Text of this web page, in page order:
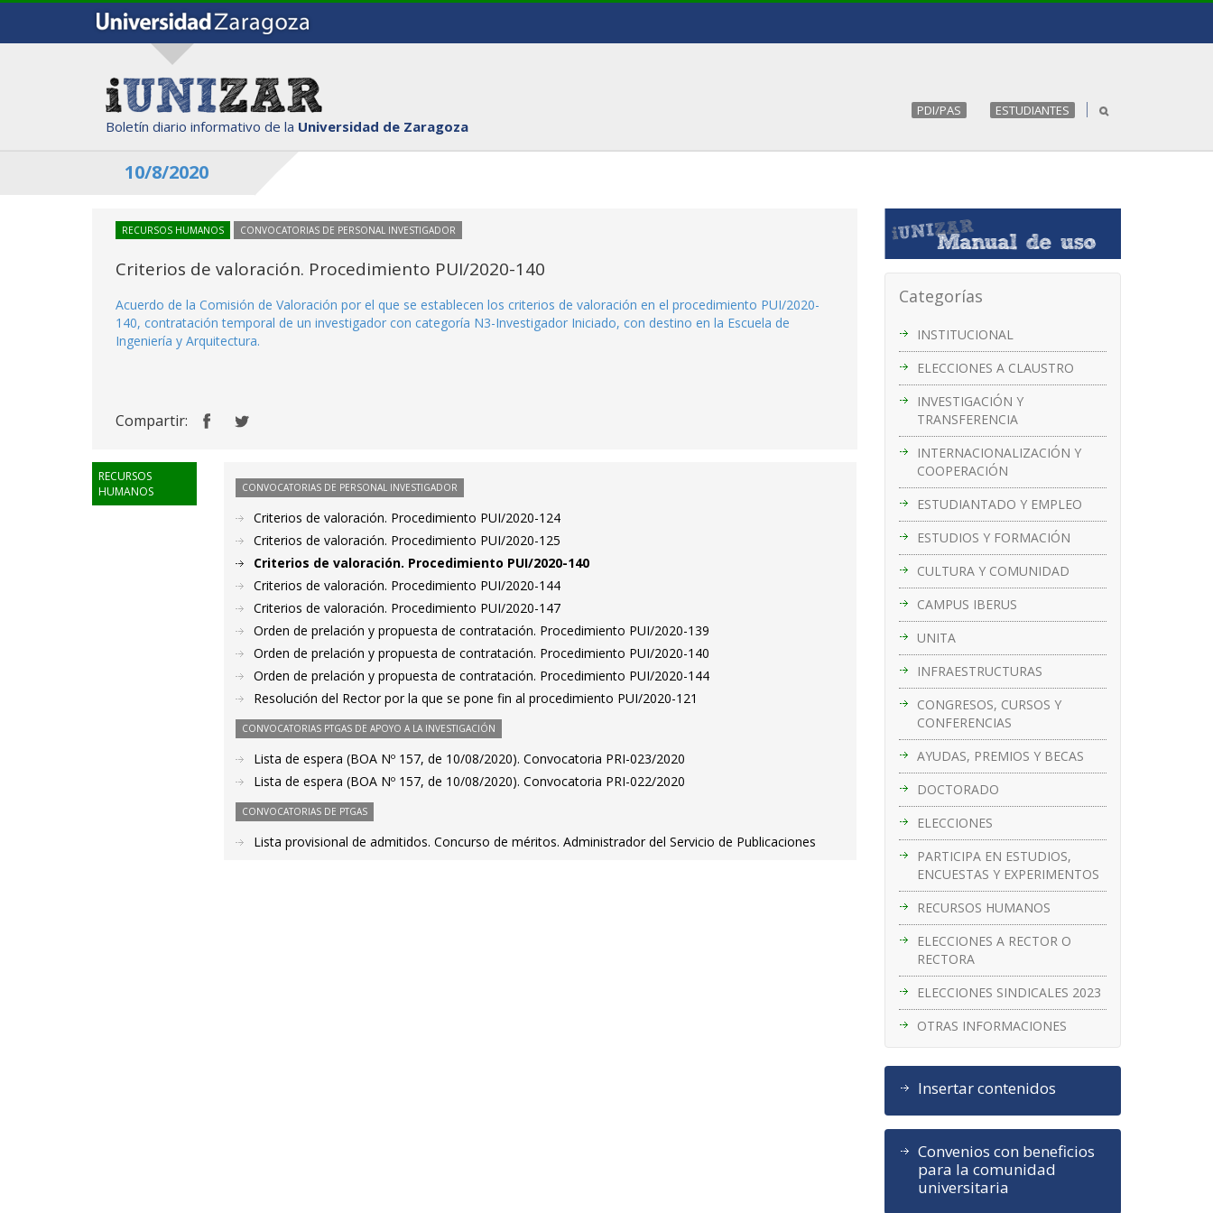
Boletín diario informativo de la Universidad de Zaragoza
PDI/PAS ESTUDIANTES
10/8/2020
Categorías
INSTITUCIONAL
ELECCIONES A CLAUSTRO
INVESTIGACIÓN Y
TRANSFERENCIA
INTERNACIONALIZACIÓN Y
COOPERACIÓN
ESTUDIANTADO Y EMPLEO
ESTUDIOS Y FORMACIÓN
CULTURA Y COMUNIDAD
CAMPUS IBERUS
UNITA
INFRAESTRUCTURAS
CONGRESOS, CURSOS Y
CONFERENCIAS
AYUDAS, PREMIOS Y BECAS
DOCTORADO
ELECCIONES
PARTICIPA EN ESTUDIOS,
ENCUESTAS Y EXPERIMENTOS
RECURSOS HUMANOS
ELECCIONES A RECTOR O
RECTORA
ELECCIONES SINDICALES 2023
OTRAS INFORMACIONES
Insertar contenidos
Convenios con beneficios
para la comunidad
universitaria
RECURSOS HUMANOS CONVOCATORIAS DE PERSONAL INVESTIGADOR
Criterios de valoración. Procedimiento PUI/2020-140
Acuerdo de la Comisión de Valoración por el que se establecen los criterios de valoración en el procedimiento PUI/2020-
140, contratación temporal de un investigador con categoría N3-Investigador Iniciado, con destino en la Escuela de
Ingeniería y Arquitectura.
Compartir:
RECURSOS
HUMANOS
CONVOCATORIAS DE PERSONAL INVESTIGADOR
Criterios de valoración. Procedimiento PUI/2020-124
Criterios de valoración. Procedimiento PUI/2020-125
Criterios de valoración. Procedimiento PUI/2020-140
Criterios de valoración. Procedimiento PUI/2020-144
Criterios de valoración. Procedimiento PUI/2020-147
Orden de prelación y propuesta de contratación. Procedimiento PUI/2020-139
Orden de prelación y propuesta de contratación. Procedimiento PUI/2020-140
Orden de prelación y propuesta de contratación. Procedimiento PUI/2020-144
Resolución del Rector por la que se pone fin al procedimiento PUI/2020-121
CONVOCATORIAS PTGAS DE APOYO A LA INVESTIGACIÓN
Lista de espera (BOA Nº 157, de 10/08/2020). Convocatoria PRI-023/2020
Lista de espera (BOA Nº 157, de 10/08/2020). Convocatoria PRI-022/2020
CONVOCATORIAS DE PTGAS
Lista provisional de admitidos. Concurso de méritos. Administrador del Servicio de Publicaciones